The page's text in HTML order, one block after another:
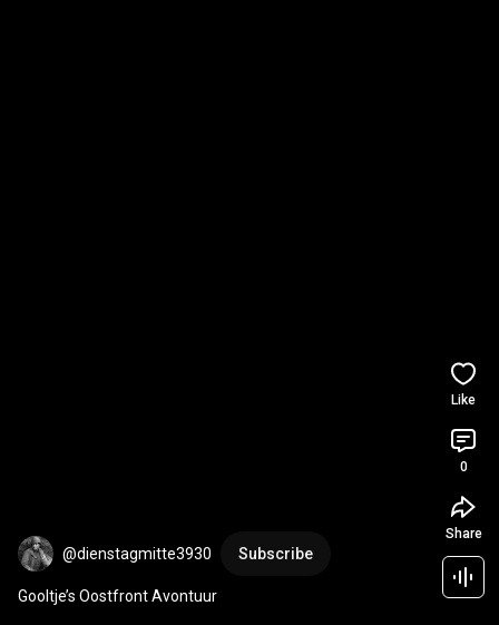
@dienstagmitte3930 Subscribe
Gooltje’s Oostfront Avontuur
Like
0
Share